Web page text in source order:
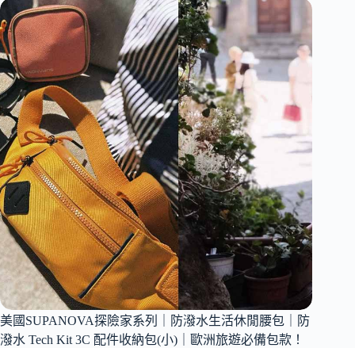
必
備！
Travel
Blue
藍
旅
旅
途
有
禮
盒
（經
典
款）
｜
寧
靜
頸
枕
｜
美國SUPANOVA探險家系列｜防潑水生活休閒腰包｜防
潑水 Tech Kit 3C 配件收納包(小)｜歐洲旅遊必備包款！